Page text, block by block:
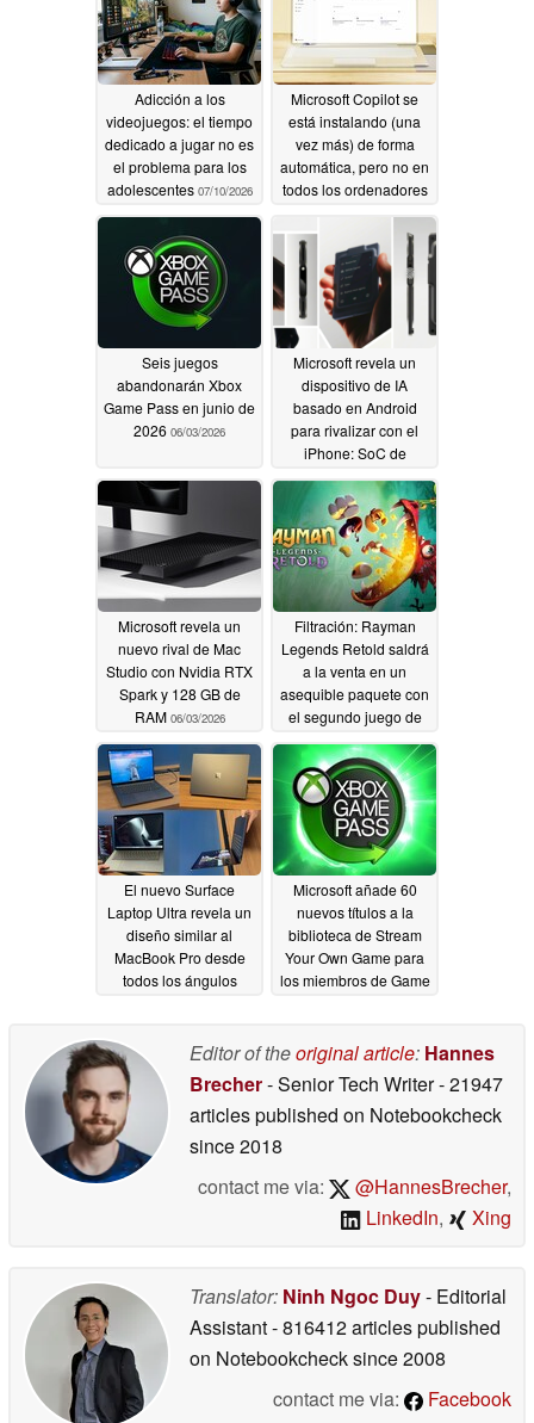
Adicción a los
videojuegos: el tiempo
dedicado a jugar no es
el problema para los
adolescentes 07/10/2026
Microsoft Copilot se
está instalando (una
vez más) de forma
automática, pero no en
todos los ordenadores
con Windows 11
Seis juegos
abandonarán Xbox
Game Pass en junio de
2026 06/03/2026
Microsoft revela un
dispositivo de IA
basado en Android
para rivalizar con el
iPhone: SoC de
Qualcomm, cámara
frontal, pantalla
pequeña, 5G06/03/2026
Microsoft revela un
nuevo rival de Mac
Studio con Nvidia RTX
Spark y 128 GB de
RAM 06/03/2026
Filtración: Rayman
Legends Retold saldrá
a la venta en un
asequible paquete con
el segundo juego de
Rayman06/02/2026
El nuevo Surface
Laptop Ultra revela un
diseño similar al
MacBook Pro desde
todos los ángulos
Microsoft añade 60
nuevos títulos a la
biblioteca de Stream
Your Own Game para
los miembros de Game
Editor of theoriginal article: Hannes
Brecher- Senior Tech Writer- 21947
articles published on Notebookcheck
since 2018
contact me via:
@HannesBrecher,
LinkedIn, Xing
Translator: Ninh Ngoc Duy- Editorial
Assistant- 816412 articles published
on Notebookchecksince 2008
contact me via:
Facebook